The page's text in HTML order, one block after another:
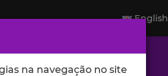
English
na navegação no site